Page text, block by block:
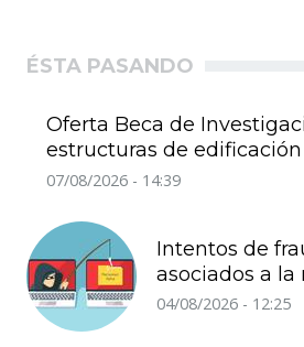
ÉSTA PASANDO
Oferta Beca de
estructuras de edificación
07/08/2026 - 14:39
Intentos de
asociados a
04/08/2026 - 12:25